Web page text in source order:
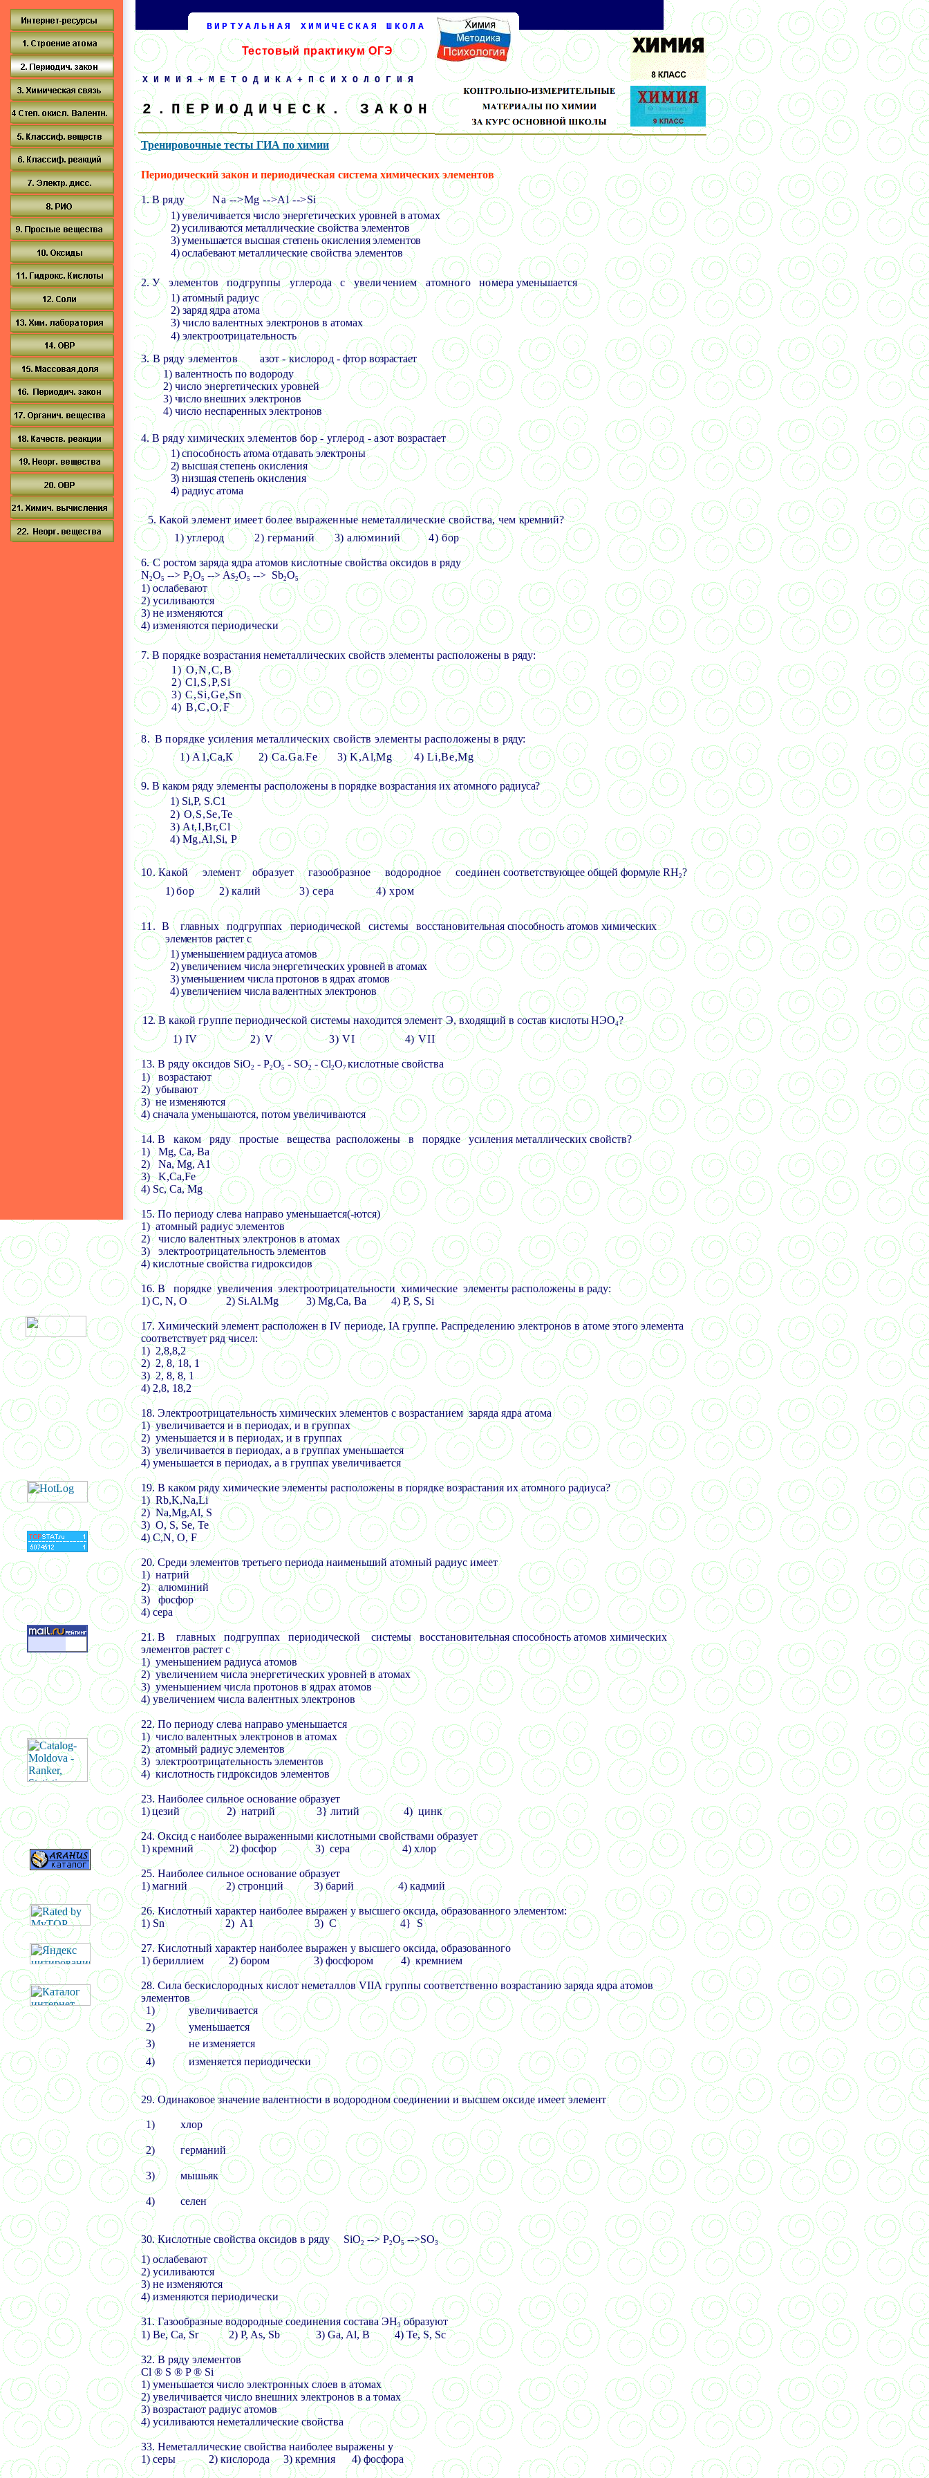
ВИРТУАЛЬНАЯ ХИМИЧЕСКАЯ ШКОЛА
Тестовый практикум ОГЭ
ХИМИЯ+МЕТОДИКА+ПСИХОЛОГИЯ
2.ПЕРИОДИЧЕСК. ЗАКОН
Тренировочные тесты ГИА по химии
Периодический закон и периодическая система химических элементов
1.В ряду Na-->Mg-->Al-->Si
1) увеличивается число энергетических уровней в атомах
2) усиливаются металлические свойства элементов
3) уменьшается высшая степень окисления элементов
4) ослабевают металлические свойства элементов
2.У элементов подгруппы углерода с увеличением атомного номерауменьшается
1) атомный радиус
2) заряд ядра атома
3) число валентных электронов в атомах
4) электроотрицательность
3. В ряду элементов
азот - кислород - фторвозрастает
1) валентность по водороду
2) число энергетических уровней
3) число внешних электронов
4) число неспаренных электронов
4. В ряду химических элементовбор - углерод - азотвозрастает
1) способность атома отдавать электроны
2) высшая степень окисления
3) низшая степень окисления
4) радиус атома
5. Какой элемент имеет более выраженные неметаллические свойства, чемкремний?
1) углерод
2) германий 3) алюминий 4) бор
6.С ростом заряда ядра атомов кислотные свойства оксидов в ряду
N2O5 -->P2O5 -->As2O5 -->Sb2O5
1) ослабевают
2) усиливаются
3) не изменяются
4) изменяются периодически
7.В порядке возрастания неметаллических свойств элементы расположены в ряду:
1) O,N,C,B
2) Cl,S,P,Si
3) C,Si,Ge,Sn
4) B,C,O,F
8.В порядке усиления металлических свойств элементы расположены вряду:
1) А1,Са,К 2)Ca.Ga.Fe 3) K,Al,Mg 4) Li,Be,Mg
9. В каком ряду элементы расположены в порядке возрастания их атомногорадиуса?
1) Si,P, S.C1
2) O,S,Se,Te
3) At,I,Br,Cl
4) Mg,Al,Si, P
10.Какой элемент образует газообразное водородное соединенсоответствующее общей формулеRH2?
1)бор 2) калий 3) сера 4) хром
11.В главных подгруппах периодической системы восстановительная способность атомов химических
элементов растет с
1) уменьшением радиуса атомов
2) увеличением числа энергетических уровней в атомах
3) уменьшением числа протонов в ядрах атомов
4) увеличением числа валентных электронов
12.В какой группе периодической системы находится элемент Э, входящий всостав кислоты НЭО4?
1) IV 2) V 3) VI 4) VII
13. В ряду оксидовSiO2 - Р2О5- SO2- Cl2O7 кислотные свойства
1) возрастают
2) убывают
3)не изменяются
4) сначала уменьшаются, потом увеличиваются
14. В каком ряду простые вещества расположены в порядке усиления металлических свойств?
1)Mg, Ca,Ва
2) Na, Mg, A1
3)K,Ca,Fe
4) Sc, Ca, Mg
15.По периоду слева направо уменьшается(-ются)
1) атомный радиус элементов
2)число валентных электронов в атомах
3) электроотрицательность элементов
4) кислотные свойства гидроксидов
16. В порядке увеличения электроотрицательности химические элементы расположены в раду:
1)С, N, О 2)Si.Al.Mg 3)Mg,Ca,Ва 4) Р, S, Si
17. Химический элемент расположен в IV периоде,IA группе. Распределению электронов в атоме этого элемента
соответствует ряд чисел:
1) 2,8,8,2
2) 2, 8, 18, 1
3) 2, 8, 8, 1
4) 2,8, 18,2
18. Электроотрицательность химических элементов с возрастанием заряда ядра атома
1)увеличивается и в периодах, и в группах
2) уменьшается и в периодах, и в группах
3)увеличивается в периодах, а в группах уменьшается
4) уменьшается в периодах, а в группах увеличивается
19. В каком ряду химические элементы расположены в порядке возрастания их атомного радиуса?
1)Rb,K,Na,Li
2)Na,Mg,Al, S
3)О,S, Se,Те
4) C,N,О,F
20.Среди элементов третьего периода наименьший атомный радиус имеет
1)натрий
2)алюминий
3)фосфор
4) сера
21.В главных подгруппах периодической системы восстановительная способность атомов химических
элементов растет с
1) уменьшением радиуса атомов
2)увеличением числа энергетических уровней в атомах
3) уменьшением числа протонов в ядрах атомов
4) увеличением числа валентных электронов
22.По периоду слева направо уменьшается
1)число валентных электронов в атомах
2)атомный радиус элементов
3) электроотрицательность элементов
4)кислотность гидроксидов элементов
23. Наиболее сильное основание образует
1)цезий 2) натрий 3} литий 4) цинк
24.Оксид с наиболее выраженными кислотными свойствами образует
1)кремний 2) фосфор 3) сера 4) хлор
25. Наиболее сильное основание образует
1)магний 2) стронций 3) барий 4) кадмий
26.Кислотный характер наиболее выражен у высшего оксида, образованного элементом:
1) Sn 2) А1 3) С 4}S
27.Кислотный характер наиболее выражен у высшего оксида, образованного
1) бериллием 2) бором 3) фосфором 4) кремнием
28. Сила бескислородных кислот неметалловVIIА группы соответственно возрастанию заряда ядра атомов
элементов
1)
увеличивается
2)
уменьшается
3)
не изменяется
4)
изменяется периодически
29.Одинаковое значение валентности в водородном соединении и высшем оксиде имеет элемент
1) хлор
2) германий
3) мышьяк
4) селен
30.Кислотные свойства оксидов в ряду SiO2 -->P2O5 -->SО3
1) ослабевают
2) усиливаются
3) не изменяются
4) изменяются периодически
31.Газообразные водородные соединения состава ЭН3образуют
1) Be, Ca, Sr 2) P, As, Sb 3) Ga, Al, B4)Te, S, Sc
32.В ряду элементов
Cl®S ®P®Si
1) уменьшается число электронных слоев в атомах
2) увеличивается число внешних электронов в а томах
3) возрастают радиус атомов
4) усиливаются неметаллические свойства
33. Неметаллические свойства наиболее выражены у
1) серы 2) кислорода 3) кремния 4) фосфора